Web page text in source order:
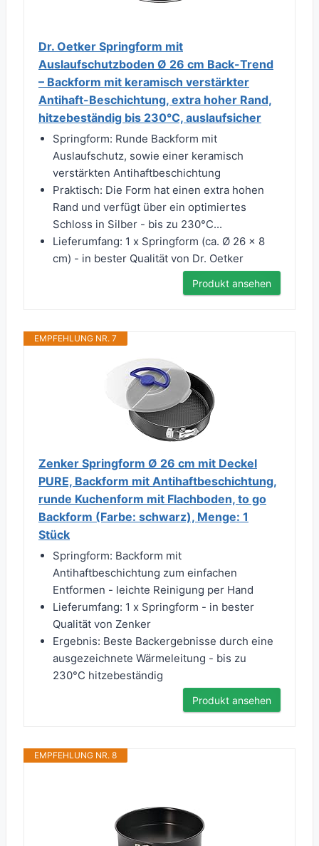
Dr. Oetker Springform mit
Auslaufschutzboden Ø 26 cm Back-Trend
– Backform mit keramisch verstärkter
Antihaft-Beschichtung, extra hoher Rand,
hitzebeständig bis 230°C, auslaufsicher
Springform: Runde Backform mit
Auslaufschutz, sowie einer keramisch
verstärkten Antihaftbeschichtung
Praktisch: Die Form hat einen extra hohen
Rand und verfügt über ein optimiertes
Schloss in Silber - bis zu 230°C...
Lieferumfang: 1 x Springform (ca. Ø 26 x 8
cm) - in bester Qualität von Dr. Oetker
Produkt ansehen
EMPFEHLUNG NR. 7
Zenker Springform Ø 26 cm mit Deckel
PURE, Backform mit Antihaftbeschichtung,
runde Kuchenform mit Flachboden, to go
Backform (Farbe: schwarz), Menge: 1
Stück
Springform: Backform mit
Antihaftbeschichtung zum einfachen
Entformen - leichte Reinigung per Hand
Lieferumfang: 1 x Springform - in bester
Qualität von Zenker
Ergebnis: Beste Backergebnisse durch eine
ausgezeichnete Wärmeleitung - bis zu
230°C hitzebeständig
Produkt ansehen
EMPFEHLUNG NR. 8